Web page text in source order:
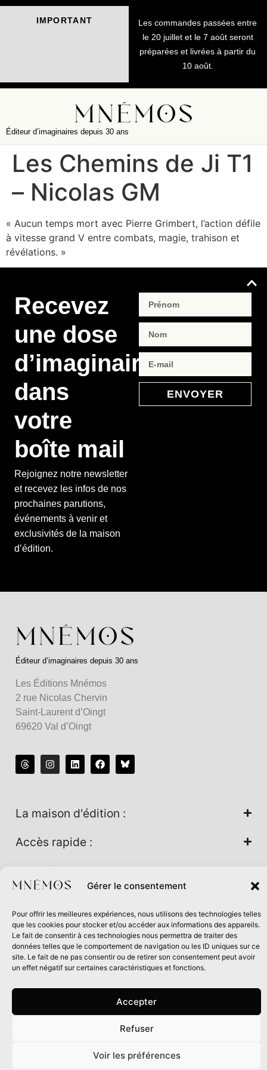
Gérer le consentement
Pour offrir les meilleures expériences, nous utilisons des technologies telles
que les cookies pour stocker et/ou accéder aux informations des appareils.
Le fait de consentir à ces technologies nous permettra de traiter des
données telles que le comportement de navigation ou les ID uniques sur ce
site. Le fait de ne pas consentir ou de retirer son consentement peut avoir
un effet négatif sur certaines caractéristiques et fonctions.
Accepter
Refuser
Voir les préférences
IMPORTANT
Les commandes passées entre
le 20 juillet et le 7 août seront
préparées et livrées à partir du
10 août.
Éditeur d’imaginaires depuis 30 ans
Les Chemins de Ji T1
– Nicolas GM
« Aucun temps mort avec Pierre Grimbert, l’action défile
à vitesse grand V entre combats, magie, trahison et
révélations. »
Recevez
une dose
d’imaginaire
dans
votre
boîte mail
Rejoignez notre newsletter
et recevez les infos de nos
prochaines parutions,
événements à venir et
exclusivités de la maison
d’édition.
ENVOYER
Éditeur d’imaginaires depuis 30 ans
Les Éditions Mnémos
2 rue Nicolas Chervin
Saint-Laurent d’Oingt
69620 Val d’Oingt
La maison d'édition :
Accès rapide :
Nos univers :
Maison d’édition soutenue par la DRAC Auvergne-Rhône-
Alpes et la Région Auvergne-Rhône-Alpes dans le cadre du
Contrat de filière Livre 2024